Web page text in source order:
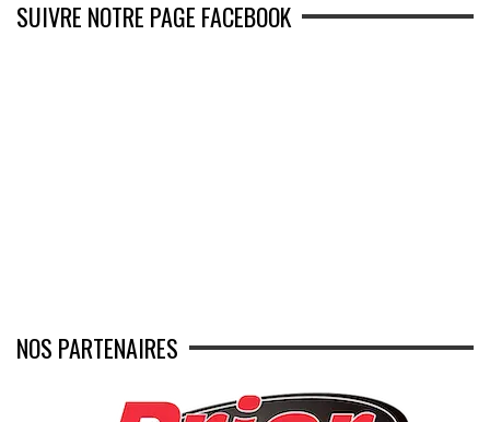
SUIVRE NOTRE PAGE FACEBOOK
NOS PARTENAIRES